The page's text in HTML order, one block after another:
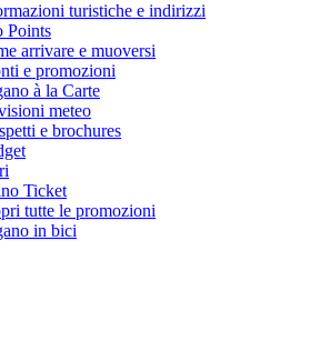
turistiche e indirizzi
Points
arrivare e muoversi
e promozioni
à la Carte
meteo
e brochures
Ticket
tutte le promozioni
in bici